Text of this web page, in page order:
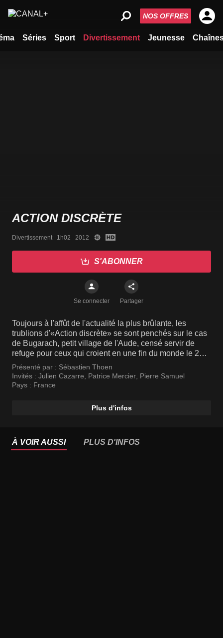
Séries Sport Divertissement Jeunesse
NOS OFFRES
ACTION DISCRÈTE
Divertissement   1h02   2012
S'ABONNER
Se connecter Partager
Toujours à l'affût de l'actualité la plus brûlante, les
trublions d'«Action discrète» se sont penchés sur le cas
de Bugarach, petit village de l'Aude, censé servir de
refuge pour ceux qui croient en une fin du monde le 21
décembre 2012. A l'aide de caméras cachées, ils
recherchent les témoignages les plus brûlants. Ils
mettent en scène les situations les plus à même de faire
inquiétante que pleine d'humour. Une plongée insolite
Présenté par : Sébastien Thoen
Invités : Julien Cazarre Patrice Mercier Pierre Samuel
Pays : France
Plus d'infos
À VOIR AUSSI PLUS D'INFOS